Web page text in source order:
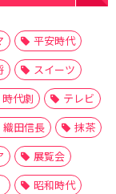
平安時代
スイーツ
時代劇
テレビ
織田信長
抹茶
展覧会
昭和時代